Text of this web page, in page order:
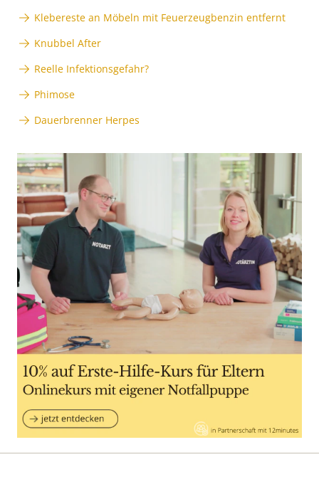
Klebereste an Möbeln mit Feuerzeugbenzin entfernt
Knubbel After
Reelle Infektionsgefahr?
Phimose
Dauerbrenner Herpes